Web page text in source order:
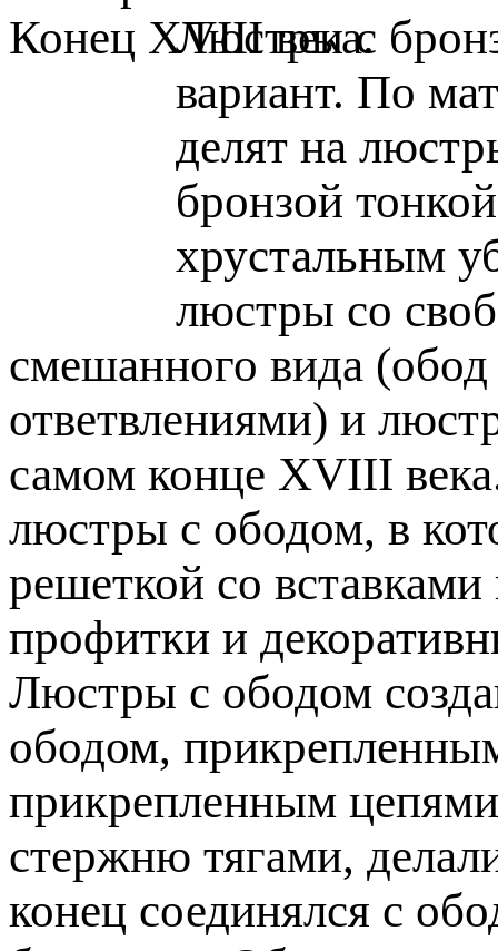
Люстры с
вариант. По
делят на
бронзой
хрустальным
люстры со
смешанного вида
ответвлениями) и
самом конце XVIII
люстры с ободом, в
решеткой со вставками
профитки и
Люстры с ободом
ободом,
прикрепленным
стержню тягами,
конец соединялся с